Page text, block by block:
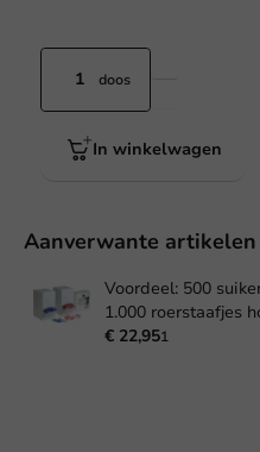
doos
In winkelwagen
Aanverwante artikelen
Voordeel: 500
1.000 roerstaafjes
€ 22,951